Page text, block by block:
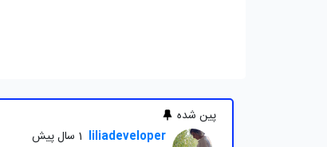
پین شده
liliadeveloper 1 سال پیش